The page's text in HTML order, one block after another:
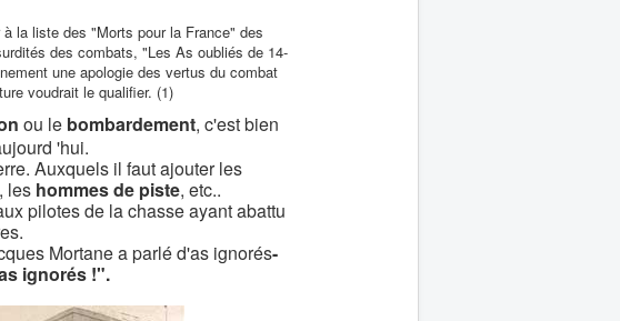
la liste des "Morts pour la France" des
des combats, "Les As oubliés de 14-
une apologie des vertus du combat
voudrait le qualifier. (1)
ou le bombardement, c'est bien
'hui.
Auxquels il faut ajouter les
, les hommes de piste, etc..
pilotes de la chasse ayant abattu
Mortane a parlé d'as ignorés-
ignorés !".